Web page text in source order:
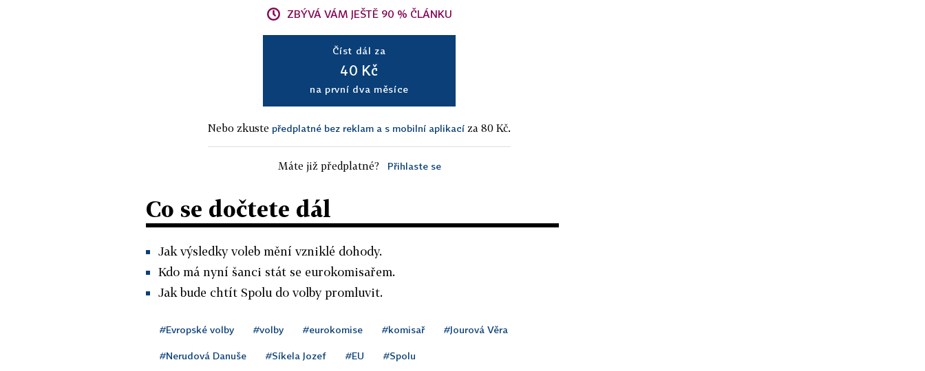
ZBÝVÁ VÁM JEŠTĚ 90 % ČLÁNKU
Číst dál za
40 Kč
na první dva měsíce
Nebo zkuste předplatné bez reklam a s mobilní aplikací za 80 Kč.
Máte již předplatné? Přihlaste se
Co se dočtete dál
Jak výsledky voleb mění vzniklé dohody.
Kdo má nyní šanci stát se eurokomisařem.
Jak bude chtít Spolu do volby promluvit.
#Evropské volby #volby #eurokomise #komisař #Jourová Věra
#Nerudová Danuše #Síkela Jozef #EU #Spolu